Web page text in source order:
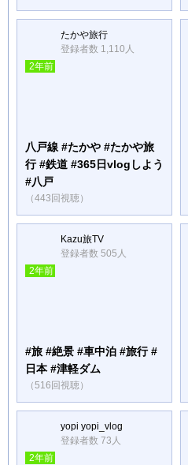
たかや旅行
登録者数 1,110人
2年前
八戸線 #たかや #たかや旅
行 #鉄道 #365日vlogしよう
#八戸
（443回視聴）
Kazu旅TV
登録者数 505人
2年前
#旅 #絶景 #車中泊 #旅行 #
日本 #津軽ダム
（516回視聴）
yopi yopi_vlog
登録者数 73人
2年前